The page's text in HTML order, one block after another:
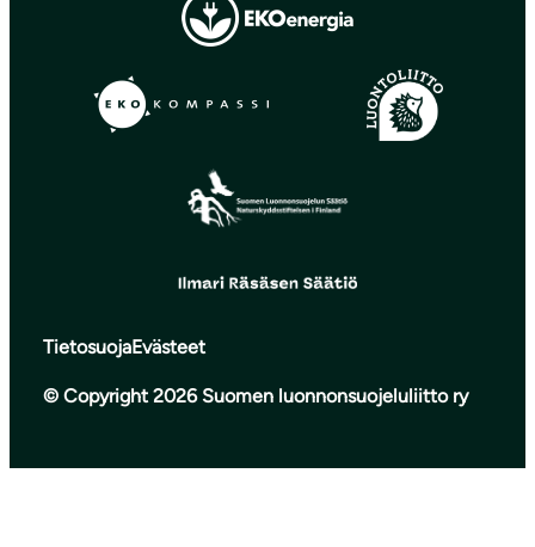
TietosuojaEvästeet
© Copyright 2026 Suomen luonnonsuojeluliitto ry